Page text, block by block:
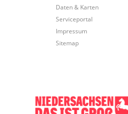
Daten & Karten
Serviceportal
Impressum
Sitemap